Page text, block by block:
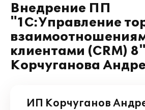
Внедрение ПП
"1С:Управление
клиентами (CRM)
Корчуганова
ИП Корчуганов